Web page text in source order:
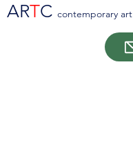
ARTC contemporary art